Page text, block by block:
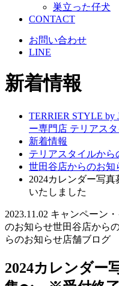
巣立った仔犬
CONTACT
お問い合わせ
LINE
新着情報
TERRIER STYLE by
ー専門店 テリアス
新着情報
テリアスタイルから
世田谷店からのお知
2024カレンダー写
いたしました
2023.11.02 キャンペーン
のお知らせ世田谷店から
らのお知らせ店舗ブログ
2024カレンダ